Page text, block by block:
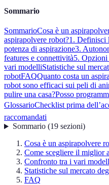
Sommario
SommarioCosa è un
aspirapolvere robot?1. Definisci
potenza di aspirazione3.
features e connettività5.
vari modelliStatistiche sul
robotFAQQuanto costa un
robot sono efficaci sui peli di
pulire una casa?Posso
GlossarioChecklist prima
raccomandati
Sommario(19 sezioni)
Cosa è un aspirapolvere
Come scegliere il miglior
Confronto tra i vari
Statistiche sul mercato
FAQ